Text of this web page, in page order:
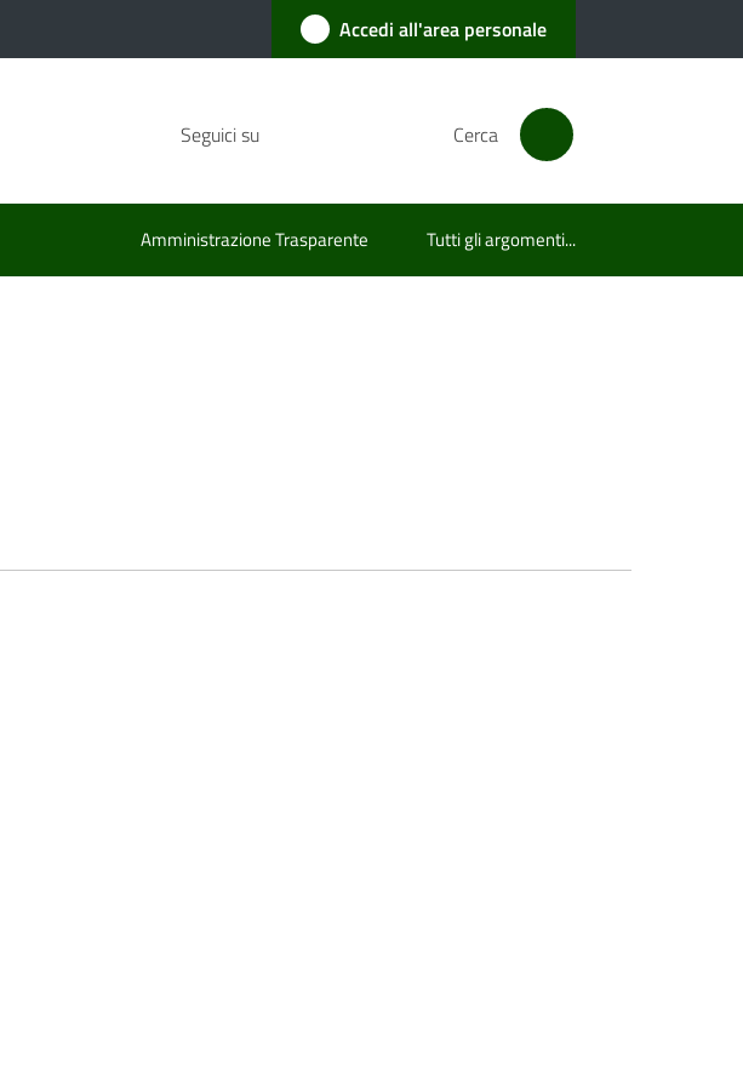
Accedi all'area personale
Seguici su Cerca
Amministrazione Trasparente Tutti gli argomenti...